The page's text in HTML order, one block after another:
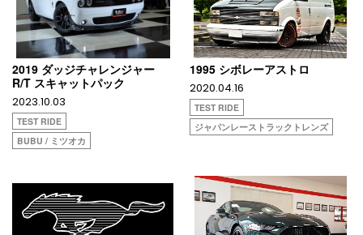
2019 ダッジチャレンジャー
R/T スキャットパック
2023.10.03
TEST RIDE
BUBU / ミツオカ
1995 シボレーアストロ
2020.04.16
TEST RIDE
ジャパンレーストラックトレンズ